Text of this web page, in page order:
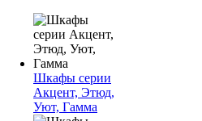
Шкафы серии
Акцент, Этюд,
Уют, Гамма